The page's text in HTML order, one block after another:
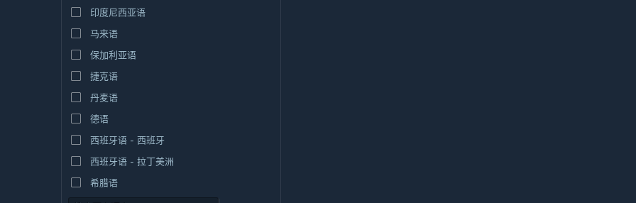
印度尼西亚语
马来语
保加利亚语
捷克语
丹麦语
德语
西班牙语 - 西班牙
西班牙语 - 拉丁美洲
希腊语